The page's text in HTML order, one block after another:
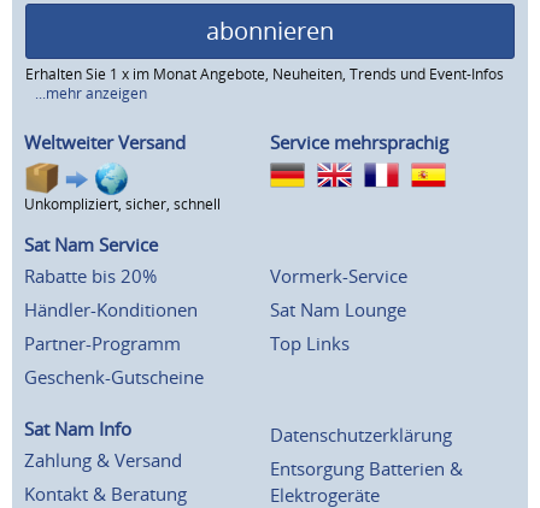
abonnieren
Erhalten Sie 1 x im Monat Angebote, Neuheiten, Trends und Event-Infos
...mehr anzeigen
Weltweiter Versand
Unkompliziert, sicher, schnell
Service mehrsprachig
Sat Nam Service
Rabatte bis 20%
Händler-Konditionen
Partner-Programm
Geschenk-Gutscheine
Vormerk-Service
Sat Nam Lounge
Top Links
Sat Nam Info
Zahlung & Versand
Kontakt & Beratung
Datenschutzerklärung
Entsorgung Batterien &
Elektrogeräte